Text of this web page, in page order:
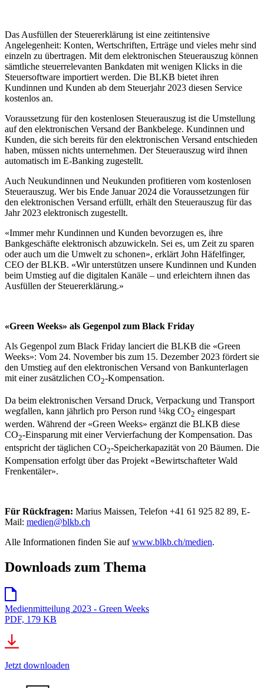
Das Ausfüllen der Steuererklärung ist eine zeitintensive
Angelegenheit: Konten, Wertschriften, Erträge und vieles mehr sind
einzeln zu übertragen. Mit dem elektronischen Steuerauszug können
sämtliche steuerrelevanten Bankdaten mit wenigen Klicks in die
Steuersoftware importiert werden. Die BLKB bietet ihren
Kundinnen und Kunden ab dem Steuerjahr 2023 diesen Service
kostenlos an.
Voraussetzung für den kostenlosen Steuerauszug ist die Umstellung
auf den elektronischen Versand der Bankbelege. Kundinnen und
Kunden, die sich bereits für den elektronischen Versand entschieden
haben, müssen nichts unternehmen. Der Steuerauszug wird ihnen
automatisch im E-Banking zugestellt.
Auch Neukundinnen und Neukunden profitieren vom kostenlosen
Steuerauszug. Wer bis Ende Januar 2024 die Voraussetzungen für
den elektronischen Versand erfüllt, erhält den Steuerauszug für das
Jahr 2023 elektronisch zugestellt.
«Immer mehr Kundinnen und Kunden bevorzugen es, ihre
Bankgeschäfte elektronisch abzuwickeln. Sei es, um Zeit zu sparen
oder auch um die Umwelt zu schonen», erklärt John Häfelfinger,
CEO der BLKB. «Wir unterstützen unsere Kundinnen und Kunden
beim Umstieg auf die digitalen Kanäle – und erleichtern ihnen das
Ausfüllen der Steuererklärung.»
«Green Weeks» als Gegenpol zum Black Friday
Als Gegenpol zum Black Friday lanciert die BLKB die «Green
Weeks»: Vom 24. November bis zum 15. Dezember 2023 fördert sie
den Umstieg auf den elektronischen Versand von Bankunterlagen
mit einer zusätzlichen CO2-Kompensation.
Da beim elektronischen Versand Druck, Verpackung und Transport
wegfallen, kann jährlich pro Person rund ¼kg CO2 eingespart
werden. Während der «Green Weeks» ergänzt die BLKB diese
CO2-Einsparung mit einer Vervierfachung der Kompensation. Das
entspricht der täglichen CO2-Speicherkapazität von 20 Bäumen. Die
Kompensation erfolgt über das Projekt «Bewirtschafteter Wald
Frenkentäler».
Für Rückfragen: Marius Maissen, Telefon +41 61 925 82 89, E-
Mail: medien@blkb.ch
Alle Informationen finden Sie aufwww.blkb.ch/medien.
Downloads zum Thema
Medienmitteilung 2023 - Green Weeks
PDF, 179 KB
Jetzt downloaden